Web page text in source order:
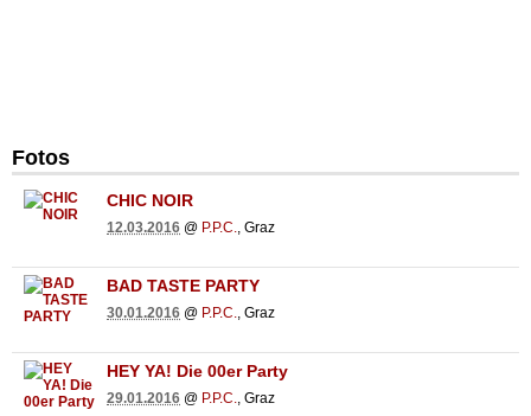
Fotos
CHIC NOIR
12.03.2016 @ P.P.C. , Graz
BAD TASTE PARTY
30.01.2016 @ P.P.C. , Graz
HEY YA! Die 00er Party
29.01.2016 @ P.P.C. , Graz